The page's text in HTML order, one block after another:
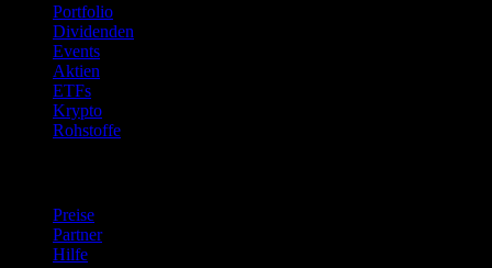
Portfolio
Dividenden
Events
Aktien
ETFs
Krypto
Rohstoffe
Preise
Partner
Hilfe